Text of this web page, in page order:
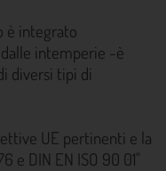
è integrato
intemperie -è
diversi tipi di
UE pertinenti e la
e DIN EN ISO 90 01"